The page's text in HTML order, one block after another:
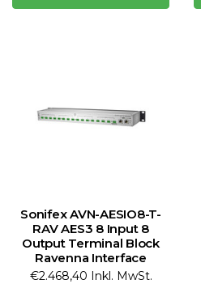
Sonifex AVN-AESIO8-T-
RAV AES3 8 Input 8
Output Terminal Block
Ravenna Interface
€2.468,40 Inkl. MwSt.